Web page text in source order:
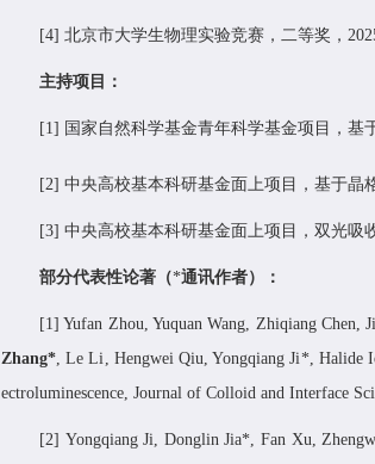
[4] 北京市大学生物理实验竞赛，二等奖 ，
主持项目：
[1] 国家自然科学基金青年科学基金项目 ，基
[2] 中央高校基本科研基金面上项目，基于晶
[3] 中央高校基本科研基金面上项目， 双光吸
部分代表性论著（*通讯作者）：
[1]Yufan Zhou, Yuquan Wang, Zhiqiang Chen,
Zhang*,Le Li, Hengwei Qiu,Yongqiang Ji*, Halide I
ectroluminescence, Journal of Colloid and Interface
[2] Yongqiang Ji, Donglin Jia*,Fan Xu,